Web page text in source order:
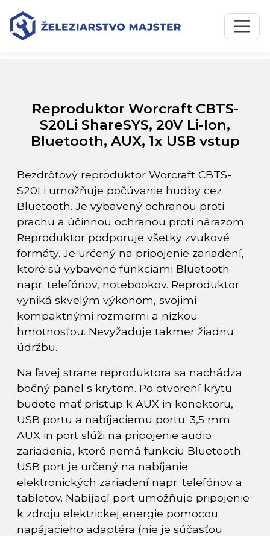
Preskočiť na obsah
Preskočiť na hlavné menu
Úvodná stránka
Reproduktor Worcraft CBTS-S20Li ShareSYS, 20V Li-Ion,
Bluetooth, AUX, 1x USB vstup
Reproduktor Worcraft CBTS-
S20Li ShareSYS, 20V Li-Ion,
Bluetooth, AUX, 1x USB vstup
Bezdrôtový reproduktor Worcraft CBTS-
S20Li umožňuje počúvanie hudby cez
Bluetooth. Je vybavený ochranou proti
prachu a účinnou ochranou proti nárazom.
Reproduktor podporuje všetky zvukové
formáty. Je určený na pripojenie zariadení,
ktoré sú vybavené funkciami Bluetooth
napr. telefónov, notebookov. Reproduktor
vyniká skvelým výkonom, svojimi
kompaktnými rozmermi a nízkou
hmotnosťou. Nevyžaduje takmer žiadnu
údržbu.
Na ľavej strane reproduktora sa nachádza
bočný panel s krytom. Po otvorení krytu
budete mať prístup k AUX in konektoru,
USB portu a nabíjaciemu portu. 3,5 mm
AUX in port slúži na pripojenie audio
zariadenia, ktoré nemá funkciu Bluetooth.
USB port je určený na nabíjanie
elektronických zariadení napr. telefónov a
tabletov. Nabíjací port umožňuje pripojenie
k zdroju elektrickej energie pomocou
napájacieho adaptéra (nie je súčasťou